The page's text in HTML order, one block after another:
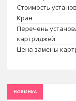
Стоимость
Кран
Перечень
картриджей
Цена замены
НОВИНКА